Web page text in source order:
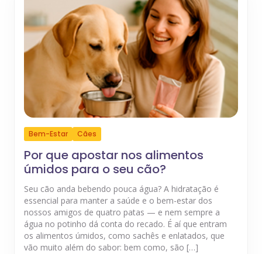
Bem-Estar Cães
Por que apostar nos alimentos
úmidos para o seu cão?
Seu cão anda bebendo pouca água? A hidratação é
essencial para manter a saúde e o bem-estar dos
nossos amigos de quatro patas — e nem sempre a
água no potinho dá conta do recado. É aí que entram
os alimentos úmidos, como sachês e enlatados, que
vão muito além do sabor: bem como, são […]